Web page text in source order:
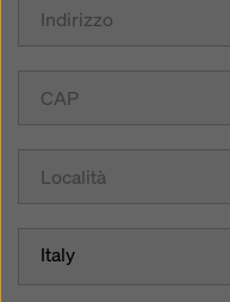
Italy